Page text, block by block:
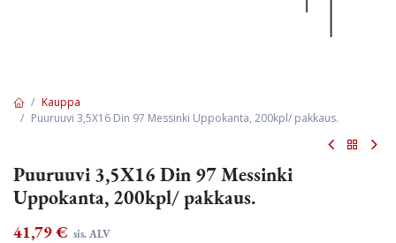
Kauppa
Puuruuvi 3,5X16 Din 97 Messinki Uppokanta, 200kpl/ pakkaus.
Puuruuvi 3,5X16 Din 97 Messinki
Uppokanta, 200kpl/ pakkaus.
41,79€ sis. ALV